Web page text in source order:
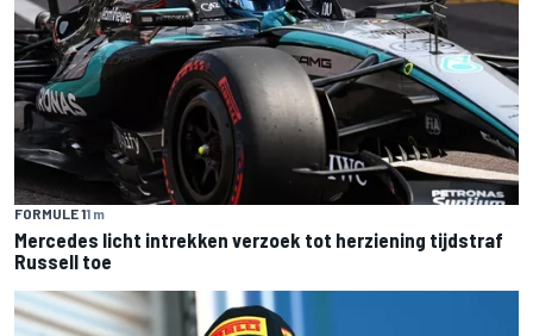
FORMULE 11 m
Mercedes licht intrekken verzoek tot herziening tijdstraf
Russell toe